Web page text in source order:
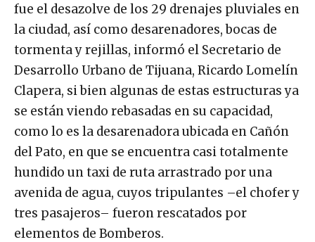
fue el desazolve de los 29 drenajes pluviales en
la ciudad, así como desarenadores, bocas de
tormenta y rejillas, informó el Secretario de
Desarrollo Urbano de Tijuana, Ricardo Lomelín
Clapera, si bien algunas de estas estructuras ya
se están viendo rebasadas en su capacidad,
como lo es la desarenadora ubicada en Cañón
del Pato, en que se encuentra casi totalmente
hundido un taxi de ruta arrastrado por una
avenida de agua, cuyos tripulantes –el chofer y
tres pasajeros– fueron rescatados por
elementos de Bomberos.